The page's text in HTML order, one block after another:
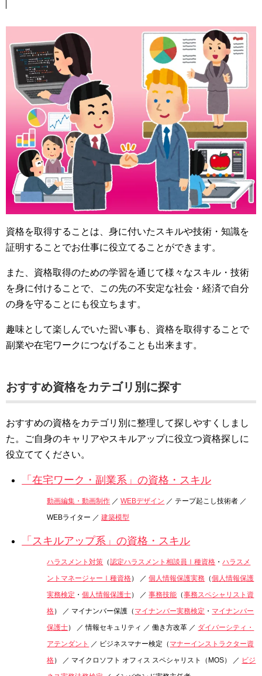
資格を取得することは、身に付いたスキルや技術・知識を
証明することでお仕事に役立てることができます。
また、資格取得のための学習を通じて様々なスキル・技術
を身に付けることで、この先の不安定な社会・経済で自分
の身を守ることにも役立ちます。
趣味として楽しんでいた習い事も、資格を取得することで
副業や在宅ワークにつなげることも出来ます。
おすすめ資格をカテゴリ別に探す
おすすめの資格をカテゴリ別に整理して探しやすくしまし
た。ご自身のキャリアやスキルアップに役立つ資格探しに
役立ててください。
「在宅ワーク・副業系」の資格・スキル
動画編集・動画制作 ／WEBデザイン ／ テープ起こし技術者 ／
WEBライター ／建築模型
「スキルアップ系」の資格・スキル
ハラスメント対策 （認定ハラスメント相談員Ⅰ種資格 ・ハラスメ
ントマネージャーⅠ種資格） ／個人情報保護実務 （個人情報保護
実務検定 ・個人情報保護士） ／事務技能 （事務スペシャリスト資
格） ／ マイナンバー保護（ マイナンバー実務検定 ・ マイナンバー
保護士） ／ 情報セキュリティ ／ 働き方改革 ／ ダイバーシティ・
アテンダント ／ ビジネスマナー検定（ マナーインストラクター資
格） ／ マイクロソフト オフィス スペシャリスト（MOS） ／ ビジ